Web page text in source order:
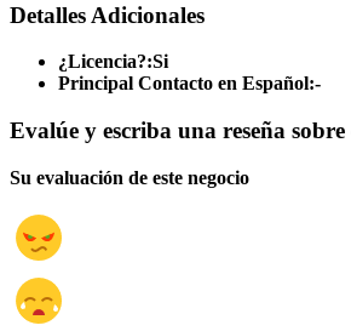
Detalles Adicionales
¿Licencia?:Si
Principal Contacto en Español:-
Evalúe y escriba una reseña sobre
Su evaluación de este negocio